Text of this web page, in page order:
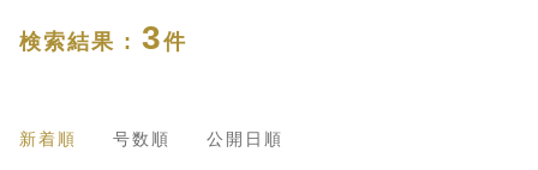
検索結果 : 3件
新着順 号数順 公開日順